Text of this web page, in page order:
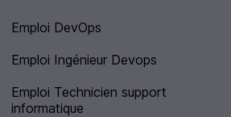
Emploi DevOps
Emploi Ingénieur Devops
Emploi Technicien support
informatique